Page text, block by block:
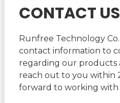
CONTACT US
Runfree Technology
contact information to
regarding our products
reach out to you within
forward to working with